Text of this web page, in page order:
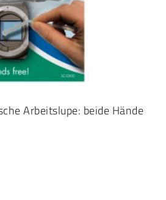
IN DEN WARENKORB
Arbeitslupe: beide Hände